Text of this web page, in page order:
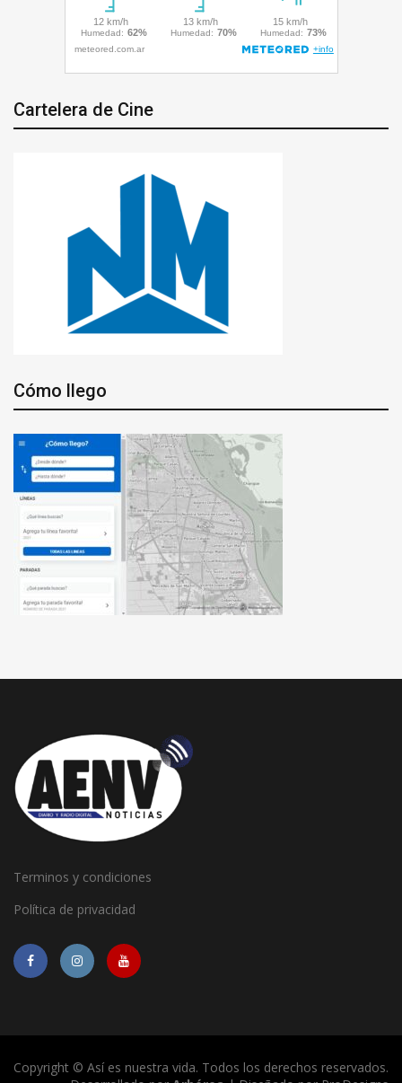
Cartelera de Cine
Cómo llego
Terminos y condiciones
Política de privacidad
Copyright © Así es nuestra vida. Todos los derechos reservados.